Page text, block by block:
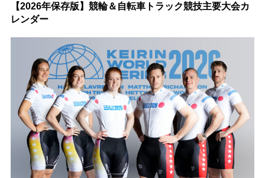
【2026年保存版】競輪＆自転車トラック競技主要大会カ
レンダー